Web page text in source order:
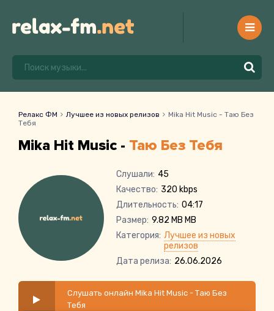
Релакс ФМ Лучшее из новых релизов
Mika Hit Music - Таю Без
Тебя
Mika Hit Music - Таю Без Тебя
Слушали: 45
Качество: 320 kbps
Длительность: 04:17
Размер: 9.82 MB MB
Категория: Лучшее из новых
релизов
Дата релиза: 26.06.2026
Слушать онлайн Mika Hit Music - Таю Без
Тебя